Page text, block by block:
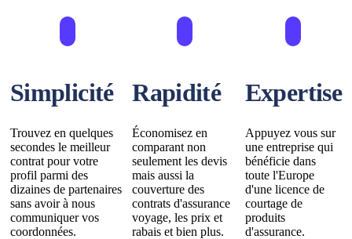
Simplicité
Trouvez en quelques
secondes le meilleur
contrat pour votre
profil parmi des
dizaines de partenaires
sans avoir à nous
communiquer vos
coordonnées.
Rapidité
Économisez en
comparant non
seulement les devis
mais aussi la
couverture des
contrats d'assurance
voyage, les prix et
rabais et bien plus.
Expertise
Appuyez vous sur
une entreprise qui
bénéficie dans
toute l'Europe
d'une licence de
courtage de
produits
d'assurance.